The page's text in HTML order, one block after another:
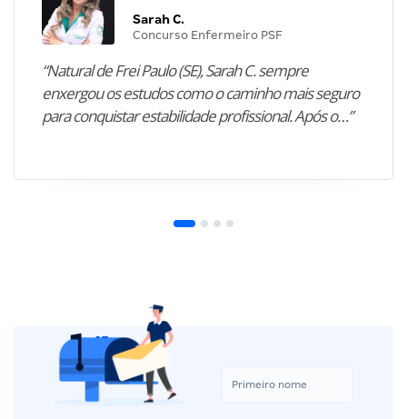
Sarah C.
Concurso Enfermeiro PSF
“Natural de Frei Paulo (SE), Sarah C. sempre
enxergou os estudos como o caminho mais seguro
para conquistar estabilidade profissional. Após o…”